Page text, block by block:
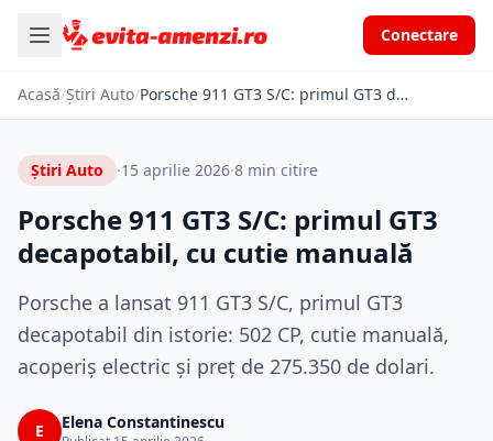
Conectare
Acasă/Știri Auto/ Porsche 911 GT3 S/C: primul GT3 decapotabil, cu cutie manuală
Știri Auto ·15 aprilie 2026·8 min citire
Porsche 911 GT3 S/C: primul GT3
decapotabil, cu cutie manuală
Porsche a lansat 911 GT3 S/C, primul GT3
decapotabil din istorie: 502 CP, cutie manuală,
acoperiș electric și preț de 275.350 de dolari.
E Elena Constantinescu